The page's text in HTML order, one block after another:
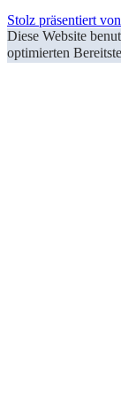
Stolz präsentiert
Diese Website
optimierten